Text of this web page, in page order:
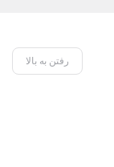
رفتن به بالا